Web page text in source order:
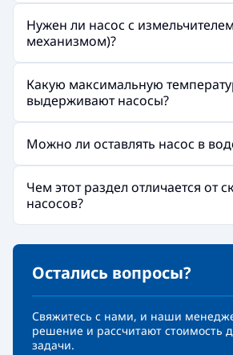
Нужен ли насос с
механизмом)?
Какую максимальную
выдерживают насосы?
Можно ли оставлять насос в
Чем этот раздел отличается от
насосов?
Остались вопросы?
Свяжитесь с нами, и наши
решение и рассчитают стоимость
задачи.